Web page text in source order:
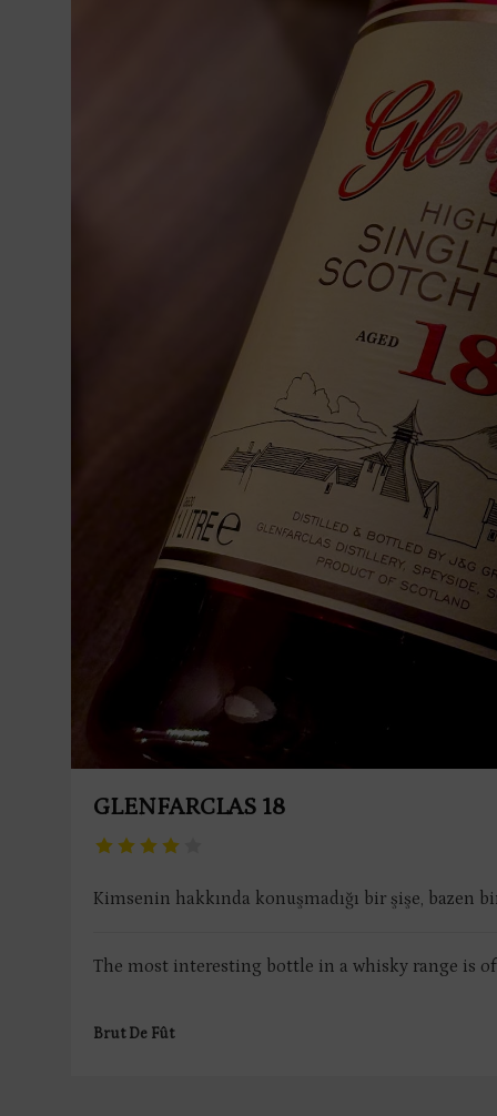
GLENFARCLAS 18
Kimsenin hakkında konuşmadığı bir şişe,
The most interesting bottle in a whisky range is
Brut De Fût